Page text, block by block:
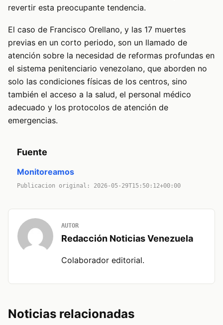
revertir esta preocupante tendencia.
El caso de Francisco Orellano, y las 17 muertes
previas en un corto periodo, son un llamado de
atención sobre la necesidad de reformas profundas en
el sistema penitenciario venezolano, que aborden no
solo las condiciones físicas de los centros, sino
también el acceso a la salud, el personal médico
adecuado y los protocolos de atención de
emergencias.
Fuente
Monitoreamos
Publicacion original: 2026-05-29T15:50:12+00:00
AUTOR
Redacción Noticias Venezuela
Colaborador editorial.
Noticias relacionadas